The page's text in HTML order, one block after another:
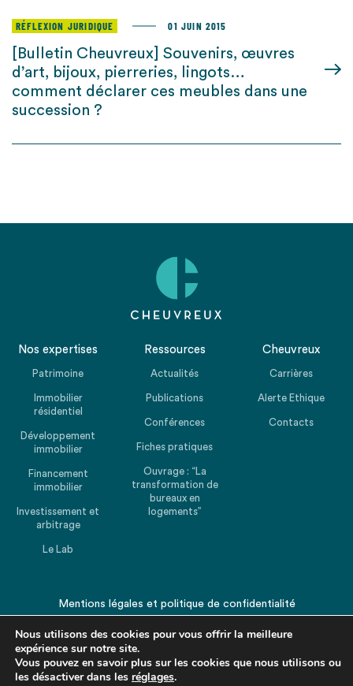
RÉFLEXION JURIDIQUE 01 JUIN 2015
[Bulletin Cheuvreux] Souvenirs, œuvres
d’art, bijoux, pierreries, lingots…
comment déclarer ces meubles dans une
succession ?
Nos expertises
Patrimoine
Immobilier
résidentiel
Développement
immobilier
Financement
immobilier
Investissement et
arbitrage
Le Lab
Ressources
Actualités
Publications
Conférences
Fiches pratiques
Ouvrage : “La
transformation de
bureaux en
logements”
Cheuvreux
Carrières
Alerte Ethique
Contacts
Mentions légales et politique de confidentialité
Nous utilisons des cookies pour vous offrir la meilleure
expérience sur notre site.
Vous pouvez en savoir plus sur les cookies que nous utilisons ou
les désactiver dans les réglages.